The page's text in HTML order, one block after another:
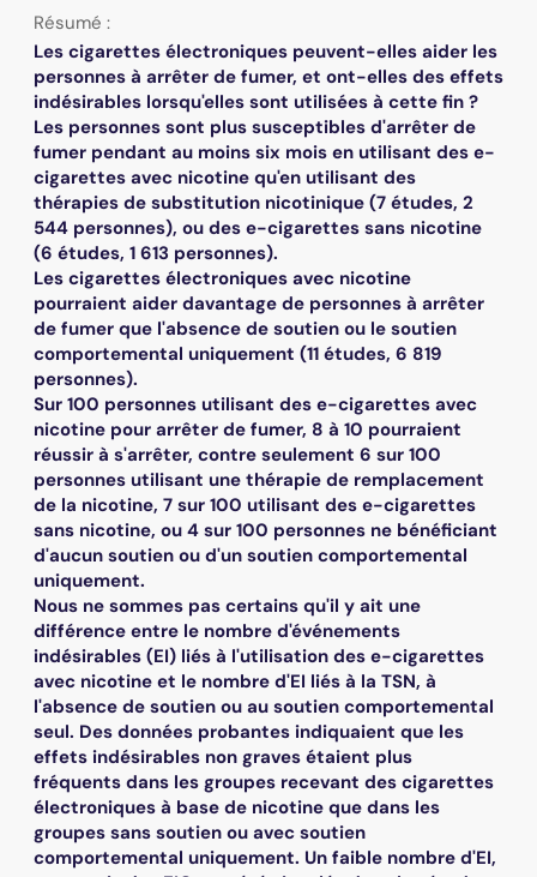
Résumé :
Les cigarettes électroniques peuvent-elles aider les
personnes à arrêter de fumer, et ont-elles des effets
indésirables lorsqu'elles sont utilisées à cette fin ?
Les personnes sont plus susceptibles d'arrêter de
fumer pendant au moins six mois en utilisant des e-
cigarettes avec nicotine qu'en utilisant des
thérapies de substitution nicotinique (7 études, 2
544 personnes), ou des e-cigarettes sans nicotine
(6 études, 1 613 personnes).
Les cigarettes électroniques avec nicotine
pourraient aider davantage de personnes à arrêter
de fumer que l'absence de soutien ou le soutien
comportemental uniquement (11 études, 6 819
personnes).
Sur 100 personnes utilisant des e-cigarettes avec
nicotine pour arrêter de fumer, 8 à 10 pourraient
réussir à s'arrêter, contre seulement 6 sur 100
personnes utilisant une thérapie de remplacement
de la nicotine, 7 sur 100 utilisant des e-cigarettes
sans nicotine, ou 4 sur 100 personnes ne bénéficiant
d'aucun soutien ou d'un soutien comportemental
uniquement.
Nous ne sommes pas certains qu'il y ait une
différence entre le nombre d'événements
indésirables (EI) liés à l'utilisation des e-cigarettes
avec nicotine et le nombre d'EI liés à la TSN, à
l'absence de soutien ou au soutien comportemental
seul. Des données probantes indiquaient que les
effets indésirables non graves étaient plus
fréquents dans les groupes recevant des cigarettes
électroniques à base de nicotine que dans les
groupes sans soutien ou avec soutien
comportemental uniquement. Un faible nombre d'EI,